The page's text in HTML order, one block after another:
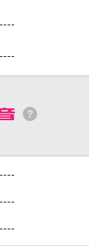
情報をチェック！
----
----
----
----
----